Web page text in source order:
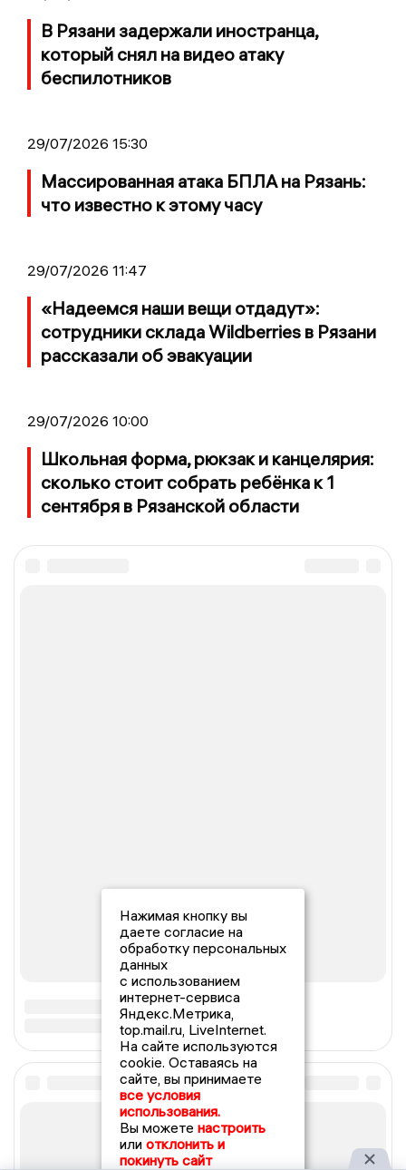
В Рязани задержали иностранца,
который снял на видео атаку
беспилотников
29/07/2026 15:30
Массированная атака БПЛА на Рязань:
что известно к этому часу
29/07/2026 11:47
«Надеемся наши вещи отдадут»:
сотрудники склада Wildberries в Рязани
рассказали об эвакуации
29/07/2026 10:00
Школьная форма, рюкзак и канцелярия:
сколько стоит собрать ребёнка к 1
сентября в Рязанской области
Нажимая кнопку вы
даете согласие на
обработку персональных
данных
с использованием
интернет-сервиса
Яндекс.Метрика,
top.mail.ru, LiveInternet.
На сайте используются
cookie. Оставаясь на
сайте, вы принимаете
все условия
использования.
Вы можете настроить
или отклонить и
покинуть сайт